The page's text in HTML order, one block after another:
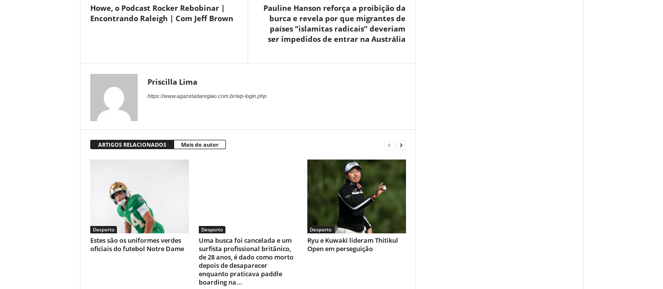
Howe, o Podcast Rocker Rebobinar |
Encontrando Raleigh | Com Jeff Brown
Pauline Hanson reforça a proibição da
burca e revela por que migrantes de
países “islamitas radicais” deveriam
ser impedidos de entrar na Austrália
Priscilla Lima
https://www.agazetadaregiao.com.br/wp-login.php
ARTIGOS RELACIONADOS Mais do autor
Desporto
Estes são os uniformes verdes
oficiais do futebol Notre Dame
Desporto
Uma busca foi cancelada e um
surfista profissional britânico,
de 28 anos, é dado como morto
depois de desaparecer
enquanto praticava paddle
boarding na...
Desporto
Ryu e Kuwaki lideram Thitikul
Open em perseguição